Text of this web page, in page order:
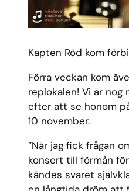
Kapten Röd kom
Förra veckan kom
replokalen! Vi är nog
efter att se honom
10 november.
”När jag fick frågan
konsert till förmån
kändes svaret